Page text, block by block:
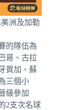
洲及加勒
的隊伍為
哥、古拉
買加、蘇
三個小
級參加
2支次名球